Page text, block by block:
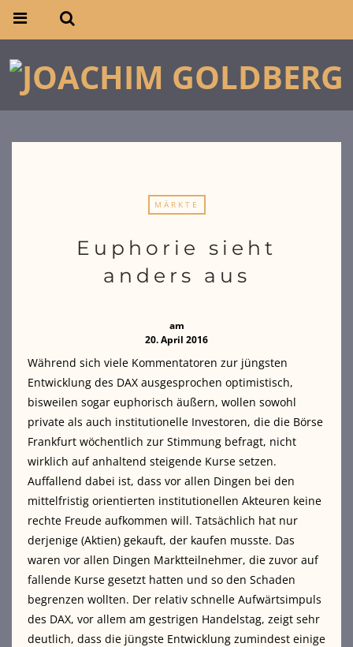
MÄRKTE
Euphorie sieht
anders aus
am
20. April 2016
Während sich viele Kommentatoren zur jüngsten
Entwicklung des DAX ausgesprochen optimistisch,
bisweilen sogar euphorisch äußern, wollen sowohl
private als auch institutionelle Investoren, die die Börse
Frankfurt wöchentlich zur Stimmung befragt, nicht
wirklich auf anhaltend steigende Kurse setzen.
Auffallend dabei ist, dass vor allen Dingen bei den
mittelfristig orientierten institutionellen Akteuren keine
rechte Freude aufkommen will. Tatsächlich hat nur
derjenige (Aktien) gekauft, der kaufen musste. Das
waren vor allen Dingen Marktteilnehmer, die zuvor auf
fallende Kurse gesetzt hatten und so den Schaden
begrenzen wollten. Der relativ schnelle Aufwärtsimpuls
des DAX, vor allem am gestrigen Handelstag, zeigt sehr
deutlich, dass die jüngste Entwicklung zumindest einige